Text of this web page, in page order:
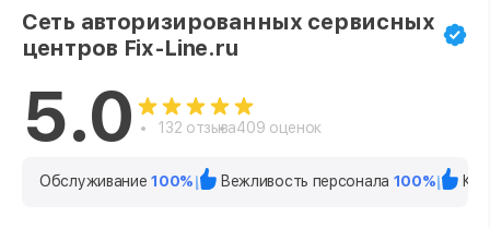
Сеть авторизированных сервисных
центров Fix-Line.ru
5.0 132 отзыва409 оценок
Обслуживание100% Вежливость персонала 100%